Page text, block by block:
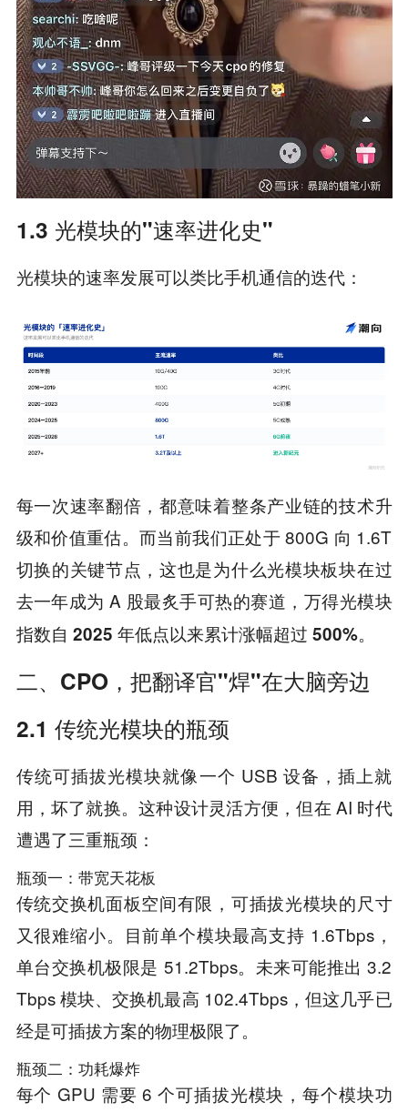
1.3 光模块的"速率进化史"
光模块的速率发展可以类比手机通信的迭代：
每一次速率翻倍，都意味着整条产业链的技术升
级和价值重估。而当前我们正处于 800G 向 1.6T
切换的关键节点，这也是为什么光模块板块在过
去一年成为 A 股最炙手可热的赛道， 万得光模块
指数自 2025 年低点以来累计涨幅超过 500%。
二、CPO，把翻译官"焊"在大脑旁边
2.1 传统光模块的瓶颈
传统可插拔光模块就像一个 USB 设备，插上就
用，坏了就换。这种设计灵活方便，但在 AI 时代
遭遇了三重瓶颈：
瓶颈一：带宽天花板
传统交换机面板空间有限，可插拔光模块的尺寸
又很难缩小。目前单个模块最高支持 1.6Tbps，
单台交换机极限是 51.2Tbps。未来可能推出 3.2
Tbps 模块、交换机最高 102.4Tbps，但这几乎已
经是可插拔方案的物理极限了。
瓶颈二：功耗爆炸
每个 GPU 需要 6 个可插拔光模块，每个模块功